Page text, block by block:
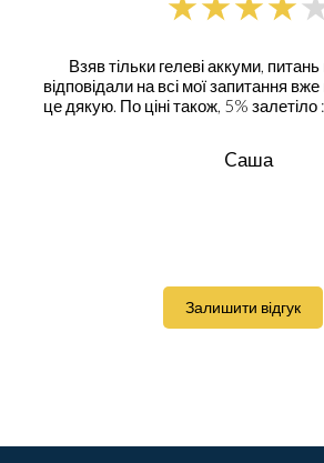
Взяв тільки гелеві аккуми,
відповідали на всі мої запитання
це дякую. По ціні також, 5% залетіло
Cаша
Залишити відгук